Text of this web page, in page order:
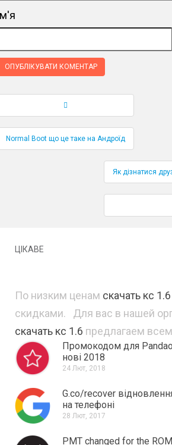
по
Normal Boot що це таке на Андроїд
Як дізнатися
ЦІКАВЕ
По низким ценам скачать кс 1.6
скидками. Для вас в нашей
скачать кс 1.6 предлагаем
Промокодом для Pandao
нові 2018
24 Лют, 2018
G.co/recover
на телефоні
28 Лют, 2017
PMT changed for the